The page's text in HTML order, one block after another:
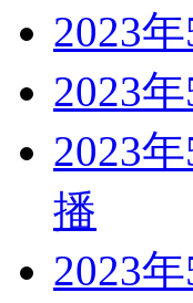
2023
2023
2023
播
2023